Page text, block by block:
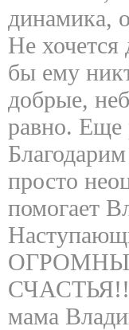
динамика,
Не
бы ему
добрые,
равно.
просто
помогает
СЧАСТЬЯ!!!
мама